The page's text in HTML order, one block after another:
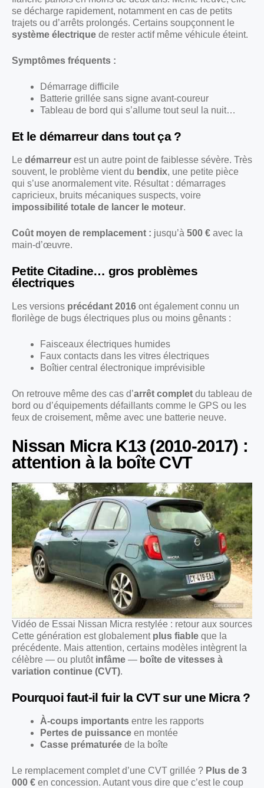
se décharge rapidement, notamment en cas de petits
trajets ou d’arrêts prolongés. Certains soupçonnent le
système électrique de rester actif même véhicule éteint.
Symptômes fréquents :
Démarrage difficile
Batterie grillée sans signe avant-coureur
Tableau de bord qui s’allume tout seul la nuit…
Et le démarreur dans tout ça ?
Le démarreur est un autre point de faiblesse sévère. Très
souvent, le problème vient du bendix, une petite pièce
qui s’use anormalement vite. Résultat : démarrages
capricieux, bruits mécaniques suspects, voire
impossibilité totale de lancer le moteur.
Coût moyen de remplacement : jusqu’à 500 € avec la
main-d’œuvre.
Petite Citadine… gros problèmes
électriques
Les versions précédant 2016 ont également connu un
florilège de bugs électriques plus ou moins gênants :
Faisceaux électriques humides
Faux contacts dans les vitres électriques
Boîtier central électronique imprévisible
On retrouve même des cas d’arrêt complet du tableau de
bord ou d’équipements défaillants comme le GPS ou les
feux de croisement, même avec une batterie neuve.
Nissan Micra K13 (2010-2017) :
attention à la boîte CVT
Vidéo de Essai Nissan Micra restylée : retour aux sources
Cette génération est globalement plus fiable que la
précédente. Mais attention, certains modèles intègrent la
célèbre — ou plutôt infâme — boîte de vitesses à
variation continue (CVT).
Pourquoi faut-il fuir la CVT sur une Micra ?
À-coups importants entre les rapports
Pertes de puissance en montée
Casse prématurée de la boîte
Le remplacement complet d’une CVT grillée ? Plus de 3
000 € en concession. Autant vous dire que c’est le coup